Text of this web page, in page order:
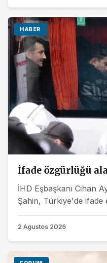
HABER
İfade özgürlüğü
İHD Eşbaşkanı Cihan
Şahin, Türkiye'de
baskıların
2 Agustos 2026